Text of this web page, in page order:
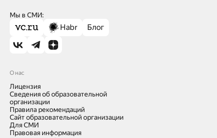
Мы в СМИ:
Habr Блог
О нас
Лицензия
Сведения об образовательной
организации
Правила рекомендаций
Сайт образовательной организации
Для СМИ
Правовая информацияЦелый месяц развития